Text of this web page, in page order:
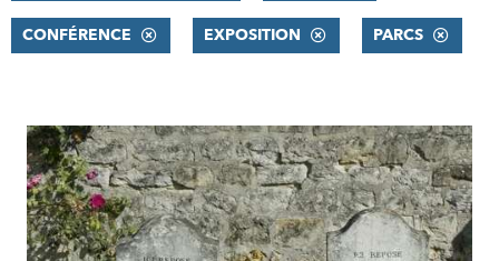
CONFÉRENCE EXPOSITION PARCS
RÉSULTATS